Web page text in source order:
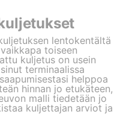
lentokentältä
toiseen
kuljetus on usein
terminaalissa
helppoa
hinnan jo etukäteen,
malli tiedetään jo
kuljettajan arviot ja